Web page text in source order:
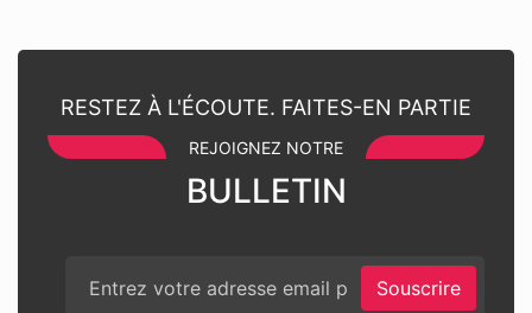
RESTEZ À L'ÉCOUTE. FAITES-EN PARTIE
REJOIGNEZ NOTRE
BULLETIN
Souscrire